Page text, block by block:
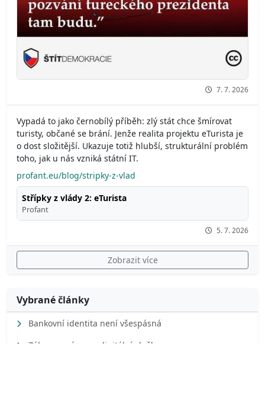
7. 7. 2026
Vypadá to jako černobílý příběh: zlý stát chce šmírovat
turisty, občané se brání. Jenže realita projektu eTurista je
o dost složitější. Ukazuje totiž hlubší, strukturální problém
toho, jak u nás vzniká státní IT.
profant.eu/blog/stripky-z-vlad
Střípky z vlády 2: eTurista
Profant
5. 7. 2026
Zobrazit více
Vybrané články
Bankovní identita není všespásná
Zákon o právu na digitální služby